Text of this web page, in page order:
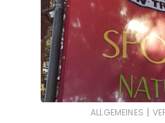
ALLGEMEINES |